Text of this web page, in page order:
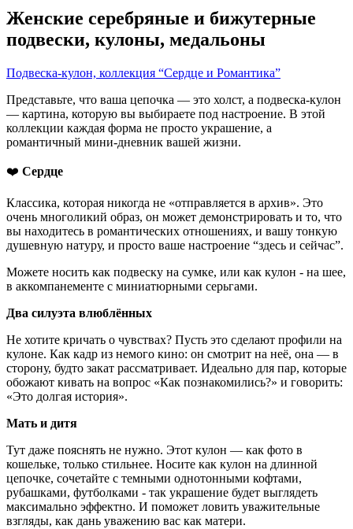
Женские серебряные и бижутерные
подвески, кулоны, медальоны
Подвеска-кулон, коллекция “Сердце и Романтика”
Представьте, что ваша цепочка — это холст, а подвеска-кулон
— картина, которую вы выбираете под настроение. В этой
коллекции каждая форма не просто украшение, а
романтичный мини-дневник вашей жизни.
❤️ Сердце
Классика, которая никогда не «отправляется в архив». Это
очень многоликий образ, он может демонстрировать и то, что
вы находитесь в романтических отношениях, и вашу тонкую
душевную натуру, и просто ваше настроение “здесь и сейчас”.
Можете носить как подвеску на сумке, или как кулон - на шее,
в аккомпанементе с миниатюрными серьгами.
Два силуэта влюблённых
Не хотите кричать о чувствах? Пусть это сделают профили на
кулоне. Как кадр из немого кино: он смотрит на неё, она — в
сторону, будто закат рассматривает. Идеально для пар, которые
обожают кивать на вопрос «Как познакомились?» и говорить:
«Это долгая история».
Мать и дитя
Тут даже пояснять не нужно. Этот кулон — как фото в
кошельке, только стильнее. Носите как кулон на длинной
цепочке, сочетайте с темными однотонными кофтами,
рубашками, футболками - так украшение будет выглядеть
максимально эффектно. И поможет ловить уважительные
взгляды, как дань уважению вас как матери.